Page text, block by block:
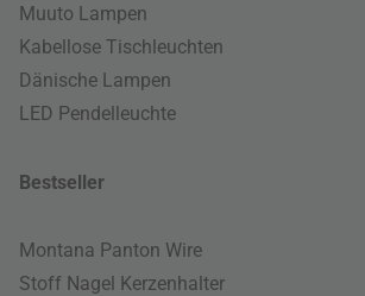
Muuto Lampen
Kabellose Tischleuchten
Dänische Lampen
LED Pendelleuchte
Bestseller
Montana Panton Wire
Stoff Nagel Kerzenhalter